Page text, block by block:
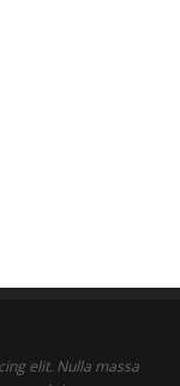
elit. Nulla massa